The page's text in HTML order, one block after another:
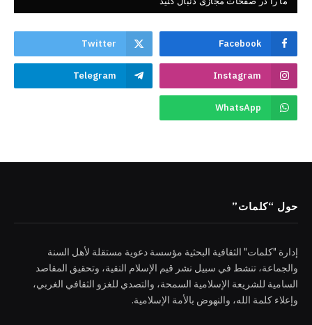
Facebook
Twitter
Instagram
Telegram
WhatsApp
حول “كلمات”
إدارة "كلمات" الثقافية البحثية مؤسسة دعوية مستقلة لأهل السنة
والجماعة، تنشط في سبيل نشر قيم الإسلام النقية، وتحقيق المقاصد
السامية للشريعة الإسلامية السمحة، والتصدي للغزو الثقافي الغربي،
وإعلاء كلمة الله، والنهوض بالأمة الإسلامية.